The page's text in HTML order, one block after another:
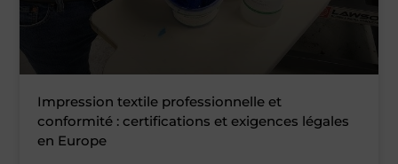
Impression textile professionnelle et
conformité : certifications et exigences légales
en Europe